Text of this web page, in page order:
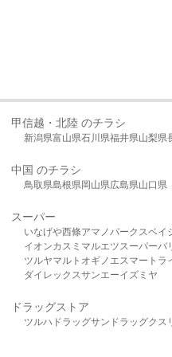
甲信越・北陸 のチラシ
新潟県富山県石川県福井県山梨県
中国 のチラシ
鳥取県島根県岡山県広島県山口県
スーパー
いなげや西條アマノパークスベイ
イオンカスミ マルエツスーパーバ
ツルヤマルト オギノ エスマート ラ
ダイレックスサンエーイズミヤ
ドラッグストア
ツルハドラッグサンドラッグクス